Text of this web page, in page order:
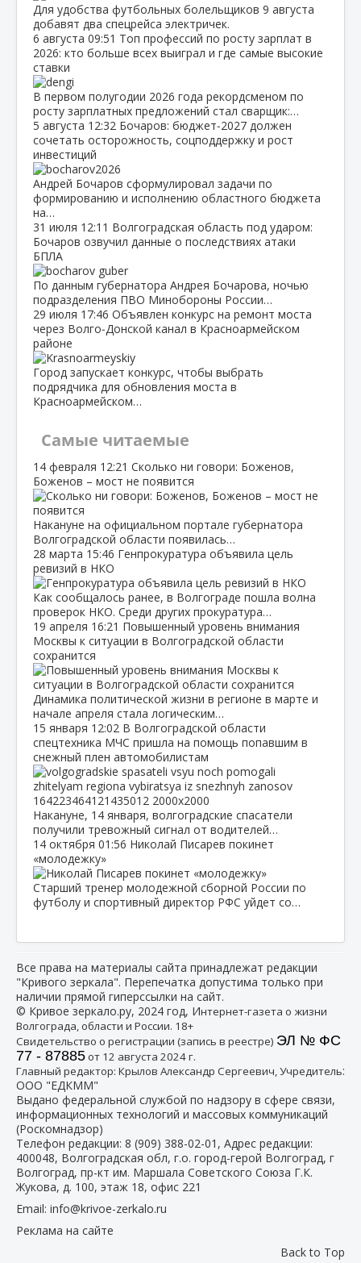
Для удобства футбольных болельщиков 9 августа
добавят два спецрейса электричек.
6 августа 09:51 Топ профессий по росту зарплат в
2026: кто больше всех выиграл и где самые высокие
ставки
В первом полугодии 2026 года рекордсменом по
росту зарплатных предложений стал сварщик:…
5 августа 12:32 Бочаров: бюджет‑2027 должен
сочетать осторожность, соцподдержку и рост
инвестиций
Андрей Бочаров сформулировал задачи по
формированию и исполнению областного бюджета
на…
31 июля 12:11 Волгоградская область под ударом:
Бочаров озвучил данные о последствиях атаки
БПЛА
По данным губернатора Андрея Бочарова, ночью
подразделения ПВО Минобороны России…
29 июля 17:46 Объявлен конкурс на ремонт моста
через Волго‑Донской канал в Красноармейском
районе
Город запускает конкурс, чтобы выбрать
подрядчика для обновления моста в
Красноармейском…
Самые читаемые
14 февраля 12:21 Сколько ни говори: Боженов,
Боженов – мост не появится
Накануне на официальном портале губернатора
Волгоградской области появилась…
28 марта 15:46 Генпрокуратура объявила цель
ревизий в НКО
Как сообщалось ранее, в Волгограде пошла волна
проверок НКО. Среди других прокуратура…
19 апреля 16:21 Повышенный уровень внимания
Москвы к ситуации в Волгоградской области
сохранится
Динамика политической жизни в регионе в марте и
начале апреля стала логическим…
15 января 12:02 В Волгоградской области
спецтехника МЧС пришла на помощь попавшим в
снежный плен автомобилистам
Накануне, 14 января, волгоградские спасатели
получили тревожный сигнал от водителей…
14 октября 01:56 Николай Писарев покинет
«молодежку»
Старший тренер молодежной сборной России по
футболу и спортивный директор РФС уйдет со…
Все права на материалы сайта принадлежат редакции
"Кривого зеркала". Перепечатка допустима только при
наличии прямой гиперссылки на сайт.
© Кривое зеркало.ру, 2024 год, Интернет-газета о жизни
Волгограда, области и России. 18+
Свидетельство о регистрации (запись в реестре) ЭЛ № ФС
77 - 87885от 12 августа 2024 г.
Главный редактор: Крылов Александр Сергеевич, Учредитель:
ООО "ЕДКММ"
Выдано федеральной службой по надзору в сфере связи,
информационных технологий и массовых коммуникаций
(Роскомнадзор)
Телефон редакции: 8 (909) 388-02-01 , Адрес редакции:
400048, Волгоградская обл, г.о. город-герой Волгоград, г
Волгоград, пр-кт им. Маршала Советского Союза Г.К.
Жукова, д. 100, этаж 18, офис 221
Email: info@krivoe-zerkalo.ru
Реклама на сайте
Back to Top